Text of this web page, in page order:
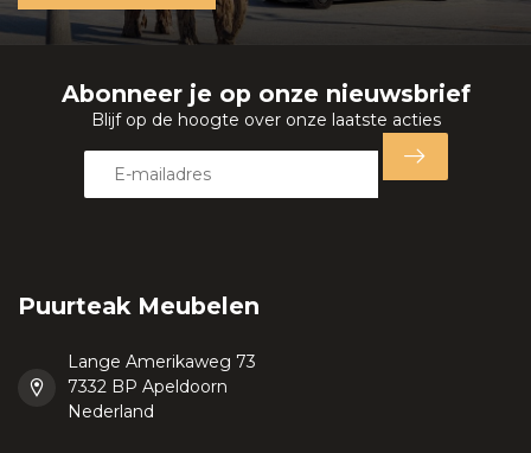
Abonneer je op onze nieuwsbrief
Blijf op de hoogte over onze laatste acties
Puurteak Meubelen
Lange Amerikaweg 73
7332 BP Apeldoorn
Nederland